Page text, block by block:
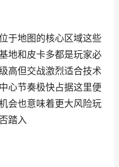
于地图的核心区域这些
地和皮卡多都是玩家必
高但交战激烈适合技术
心节奏极快占据这里便
会也意味着更大风险玩
踏入